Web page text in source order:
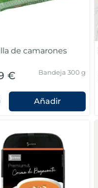
de camarones
€ Bandeja 300 g
Añadir